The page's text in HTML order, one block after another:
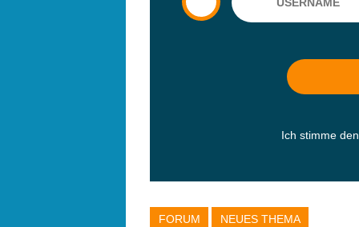
Ich stimme den
FORUM NEUES THEMA